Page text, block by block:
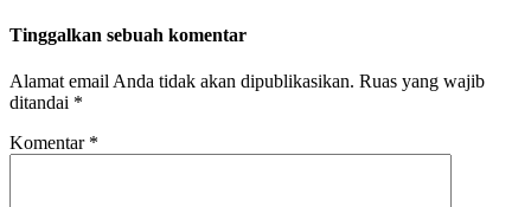
Tinggalkan sebuah komentar
Alamat email Anda tidak akan dipublikasikan. Ruas yang wajib
ditandai *
Komentar *